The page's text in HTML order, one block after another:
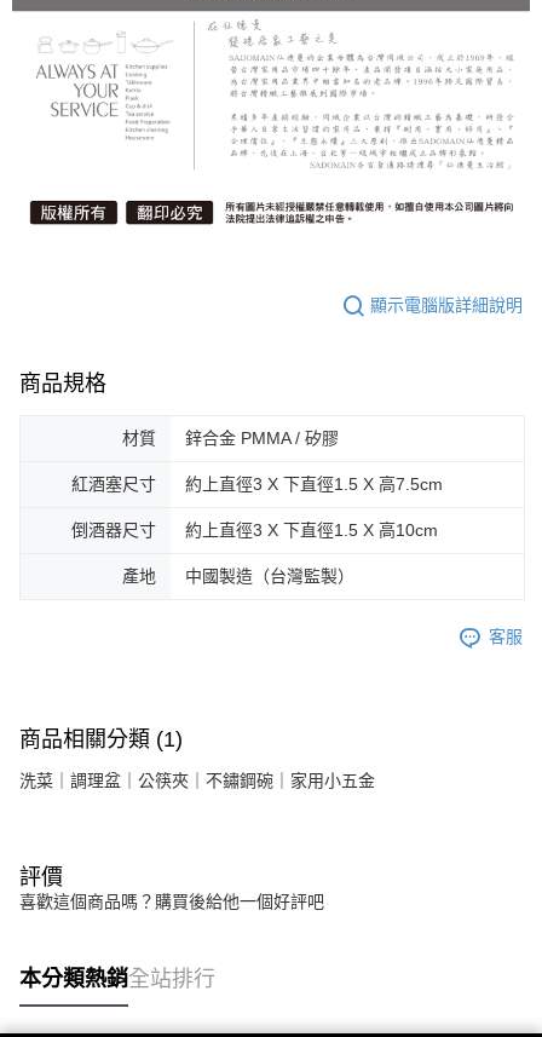
顯示電腦版詳細說明
商品規格
材質 鋅合金 PMMA / 矽膠
紅酒塞尺寸 約上直徑3 X 下直徑1.5 X 高7.5cm
倒酒器尺寸 約上直徑3 X 下直徑1.5 X 高10cm
產地 中國製造（台灣監製）
客服
商品相關分類 (1)
洗菜｜調理盆｜公筷夾｜不鏽鋼碗｜家用小五金
評價
喜歡這個商品嗎？購買後給他一個好評吧
本分類熱銷全站排行